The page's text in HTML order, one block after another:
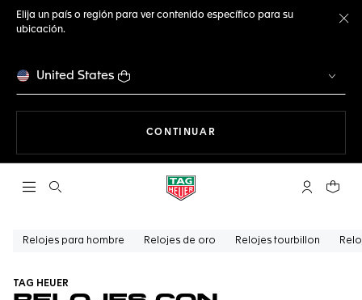
Elija un país o región para ver contenido específico para su
ubicación.
United States
CONTINUAR
Abrir el menú de búsqueda Cuenta Mi
Su